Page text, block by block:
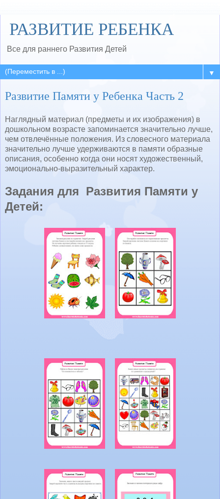
РАЗВИТИЕ РЕБЕНКА
Все для раннего Развития Детей
▼
Развитие Памяти у Ребенка Часть 2
Наглядный материал (предметы и их изображения) в
дошкольном возрасте запоминается значительно лучше,
чем отвлечённые положения. Из словесного материала
значительно лучше удерживаются в памяти образные
описания, особенно когда они носят художественный,
эмоционально-выразительный характер.
Задания для Развития Памяти у
Детей: